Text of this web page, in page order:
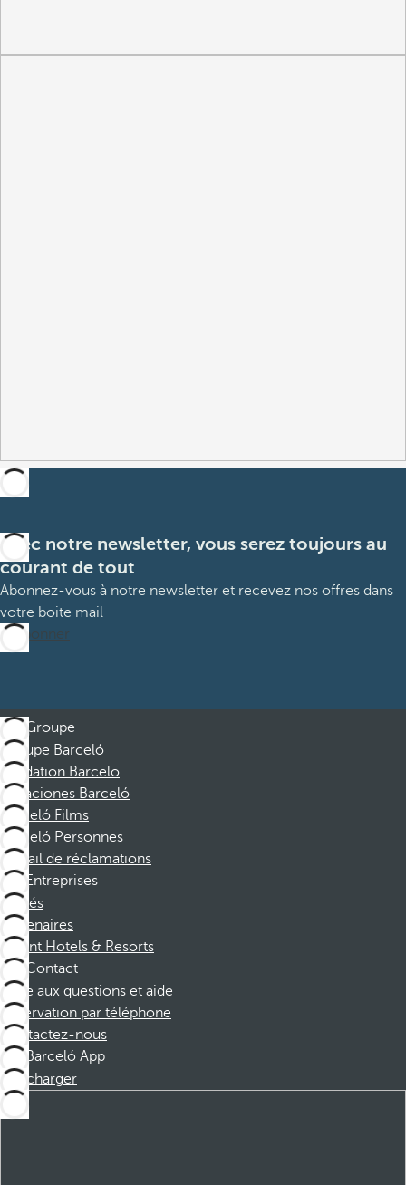
Avec notre newsletter, vous serez toujours au
courant de tout
Abonnez-vous à notre newsletter et recevez nos offres dans
votre boite mail
M’abonner
Groupe
Groupe Barceló
Fondation Barcelo
Vacaciones Barceló
Barceló Films
Barceló Personnes
Portail de réclamations
Entreprises
Affiliés
Partenaires
Dorint Hotels & Resorts
Contact
Foire aux questions et aide
Réservation par téléphone
Contactez-nous
Barceló App
Télécharger